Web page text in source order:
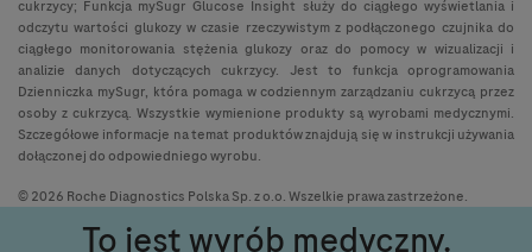
cukrzycy; Funkcja mySugr Glucose Insight służy do ciągłego wyświetlania i
odczytu wartości glukozy w czasie rzeczywistym z podłączonego czujnika do
ciągłego monitorowania stężenia glukozy oraz do pomocy w wizualizacji i
analizie danych dotyczących cukrzycy. Jest to funkcja oprogramowania
Dzienniczka mySugr, która pomaga w codziennym zarządzaniu cukrzycą przez
osoby z cukrzycą. Wszystkie wymienione produkty są wyrobami medycznymi.
Szczegółowe informacje na temat produktów znajdują się w instrukcji używania
dołączonej do odpowiedniego wyrobu.
© 2026 Roche Diagnostics Polska Sp. z o.o. Wszelkie prawa zastrzeżone.
To jest wyrób medyczny.